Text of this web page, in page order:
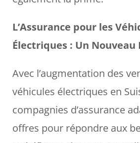
L’Assurance pour les
Électriques : Un Nouveau
Avec l’augmentation des
véhicules électriques en
compagnies d’assurance
offres pour répondre aux